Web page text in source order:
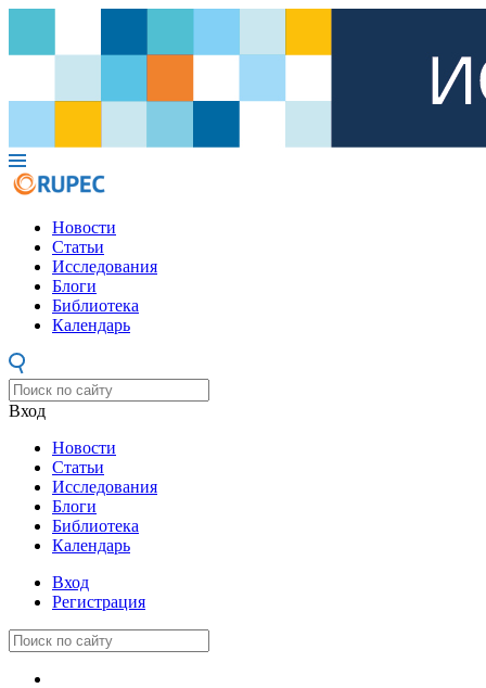
Новости
Статьи
Исследования
Блоги
Библиотека
Календарь
Вход
Новости
Статьи
Исследования
Блоги
Библиотека
Календарь
Вход
Регистрация